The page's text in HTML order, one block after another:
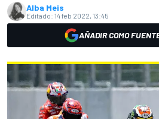
Alba Meis
Editado: 14 feb 2022, 13:45
AÑADIR COMO